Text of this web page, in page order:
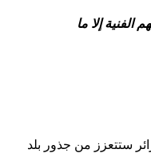
إلا ما
ستتعزز من جذور بلد